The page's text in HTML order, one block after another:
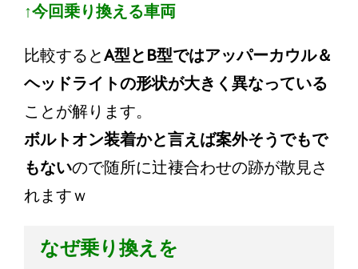
↑今回乗り換える車両
比較するとA型とB型ではアッパーカウル＆
ヘッドライトの形状が大きく異なっている
ことが解ります。
ボルトオン装着かと言えば案外そうでもで
もないので随所に辻褄合わせの跡が散見さ
れますｗ
なぜ乗り換えを